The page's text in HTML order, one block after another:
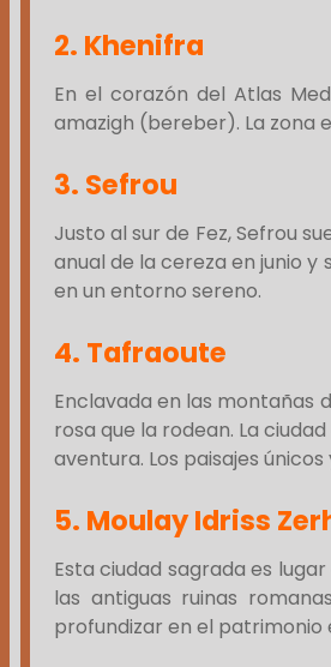
2. Khenifra
En el corazón del Atlas
amazigh (bereber). La zona
3. Sefrou
Justo al sur de Fez, Sefrou
anual de la cereza en junio
en un entorno sereno.
4. Tafraoute
Enclavada en las montañas
rosa que la rodean. La
aventura. Los paisajes
5. Moulay Idriss
Esta ciudad sagrada es
las antiguas ruinas
profundizar en el patrimonio